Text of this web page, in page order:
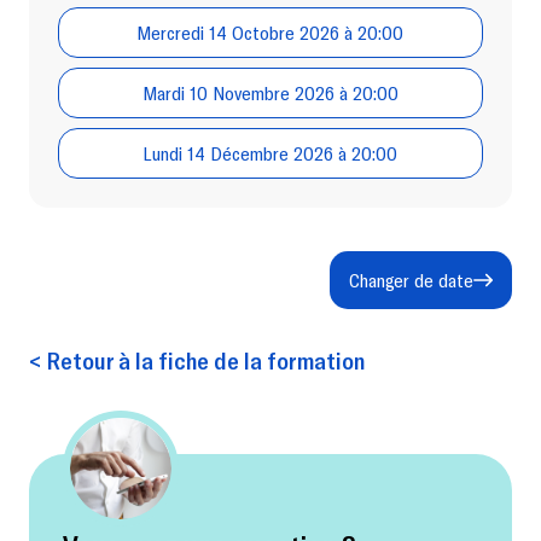
Mercredi 14 Octobre 2026 à 20:00
Mardi 10 Novembre 2026 à 20:00
Lundi 14 Décembre 2026 à 20:00
Changer de date
< Retour à la fiche de la formation